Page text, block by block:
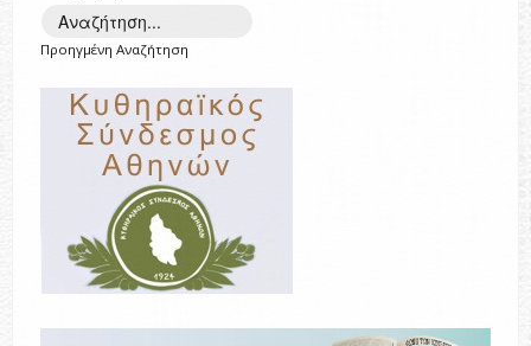
Προηγμένη Αναζήτηση